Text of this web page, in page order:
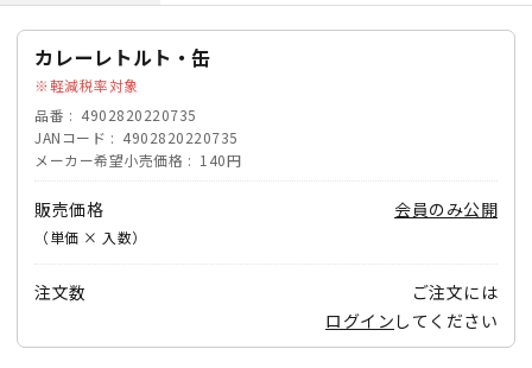
カレーレトルト・缶
軽減税率対象
品番
4902820220735
JANコード
4902820220735
メーカー希望小売価格
140円
販売価格
（単価 × 入数）
会員のみ公開
注文数
ご注文には
ログイン してください